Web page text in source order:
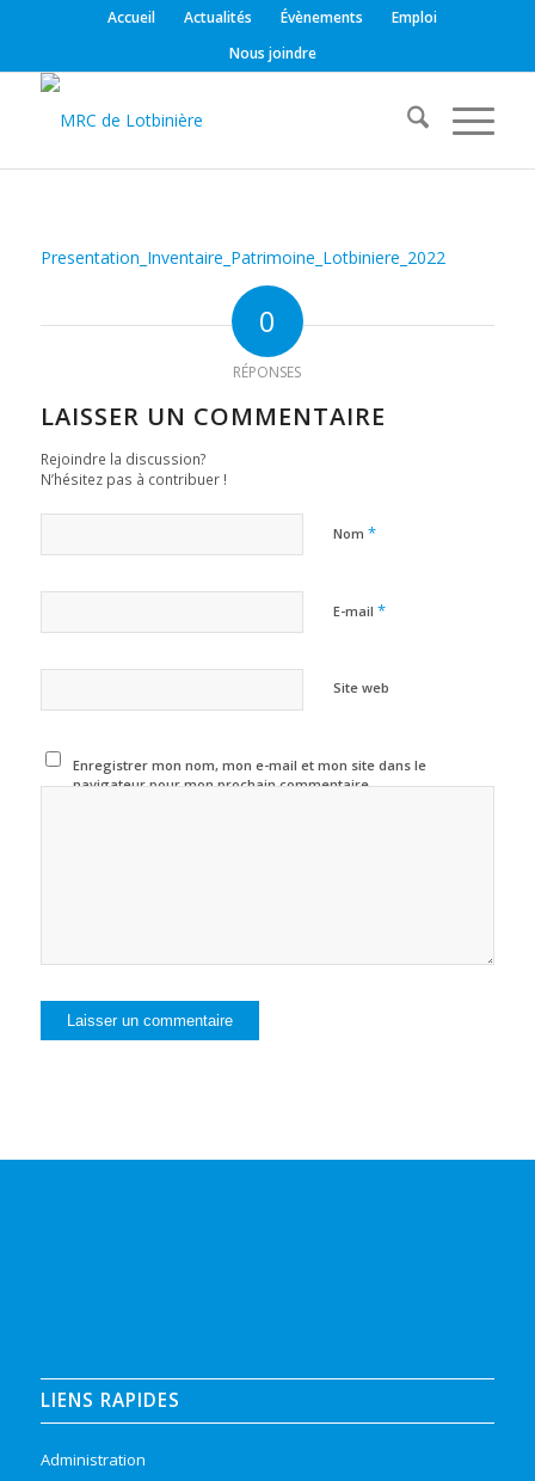
Accueil Actualités Évènements
Emploi
Nous joindre
Presentation_Inventaire_Patrimoine_Lotbiniere_2022
0
RÉPONSES
LAISSER UN COMMENTAIRE
Rejoindre la discussion?
N’hésitez pas à contribuer !
Nom *
E-mail *
Site web
Enregistrer mon nom, mon e-mail et mon site dans le
navigateur pour mon prochain commentaire.
LIENS RAPIDES
Administration